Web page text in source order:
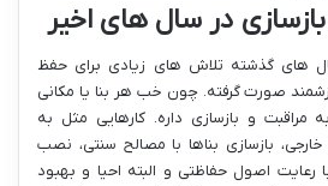
در سال های اخیر
های گذشته تلاش های زیادی برای حفظ
صورت گرفته. چون خب هر بنا یا مکانی
مراقبت و بازسازی داره. کارهایی مثل به
بازسازی بناها با مصالح سنتی، نصب
رعایت اصول حفاظتی و البته احیا و بهبود